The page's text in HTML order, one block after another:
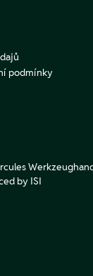
podmínky
by ISI